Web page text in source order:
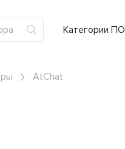
Категории ПО
AtChat